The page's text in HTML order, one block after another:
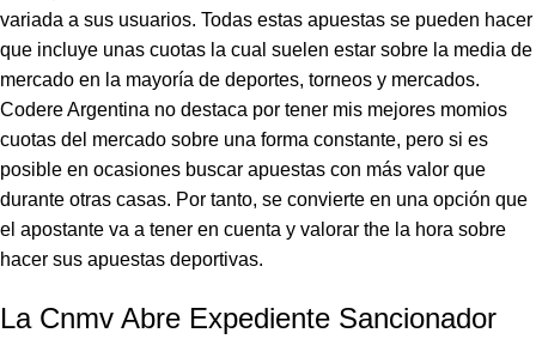
variada a sus usuarios. Todas estas apuestas se pueden hacer
que incluye unas cuotas la cual suelen estar sobre la media de
mercado en la mayoría de deportes, torneos y mercados.
Codere Argentina no destaca por tener mis mejores momios
cuotas del mercado sobre una forma constante, pero si es
posible en ocasiones buscar apuestas con más valor que
durante otras casas. Por tanto, se convierte en una opción que
el apostante va a tener en cuenta y valorar the la hora sobre
hacer sus apuestas deportivas.
La Cnmv Abre Expediente Sancionador